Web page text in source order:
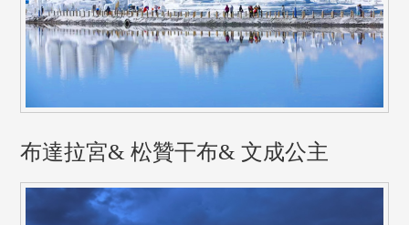
布達拉宮& 松贊干布& 文成公主